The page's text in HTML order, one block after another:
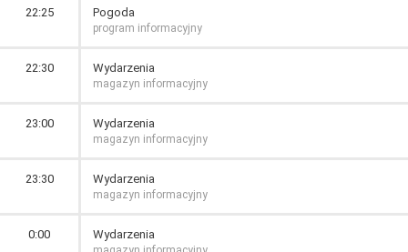
22:25 Pogoda
program informacyjny
22:30 Wydarzenia
magazyn informacyjny
23:00 Wydarzenia
magazyn informacyjny
23:30 Wydarzenia
magazyn informacyjny
0:00 Wydarzenia